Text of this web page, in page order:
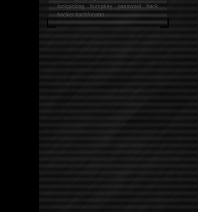
lockpicking bumpkey password hack
hackerhackforums